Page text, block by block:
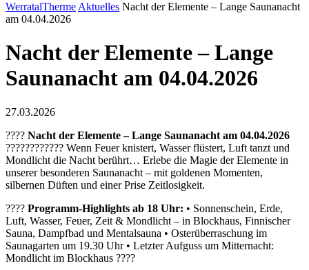
WerratalTherme Aktuelles Nacht der Elemente – Lange Saunanacht
am 04.04.2026
Nacht der Elemente – Lange
Saunanacht am 04.04.2026
27.03.2026
???? Nacht der Elemente – Lange Saunanacht am 04.04.2026
????????????️ Wenn Feuer knistert, Wasser flüstert, Luft tanzt und
Mondlicht die Nacht berührt… Erlebe die Magie der Elemente in
unserer besonderen Saunanacht – mit goldenen Momenten,
silbernen Düften und einer Prise Zeitlosigkeit.
???? Programm-Highlights ab 18 Uhr: • Sonnenschein, Erde,
Luft, Wasser, Feuer, Zeit & Mondlicht – in Blockhaus, Finnischer
Sauna, Dampfbad und Mentalsauna • Osterüberraschung im
Saunagarten um 19.30 Uhr • Letzter Aufguss um Mitternacht:
Mondlicht im Blockhaus ????